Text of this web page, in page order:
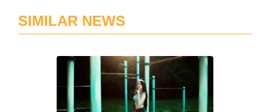
SIMILAR NEWS